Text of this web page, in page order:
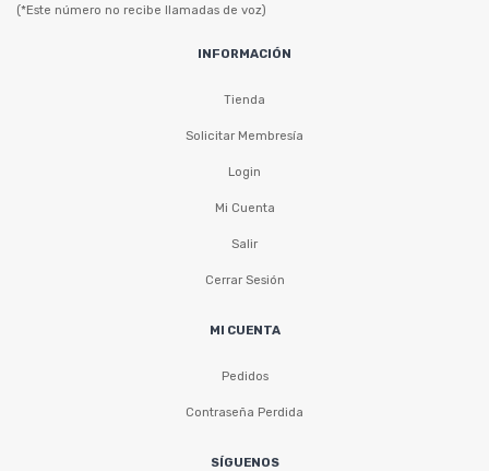
(*Este número no recibe llamadas de voz)
INFORMACIÓN
Tienda
Solicitar Membresía
Login
Mi Cuenta
Salir
Cerrar Sesión
MI CUENTA
Pedidos
Contraseña Perdida
SÍGUENOS